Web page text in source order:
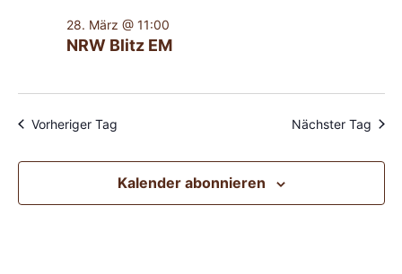
NRW Blitz EM
28. März @ 11:00
Vorheriger Tag Nächster Tag
Kalender abonnieren